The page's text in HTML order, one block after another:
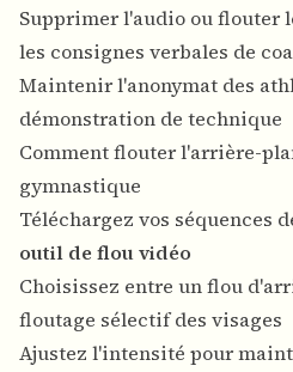
Supprimer l'audio ou flouter
les consignes verbales de
Maintenir l'anonymat des
démonstration de technique
Comment flouter l'arrière-
gymnastique
Téléchargez vos séquences
outil de flou vidéo
Choisissez entre un flou
floutage sélectif des visages
Ajustez l'intensité pour